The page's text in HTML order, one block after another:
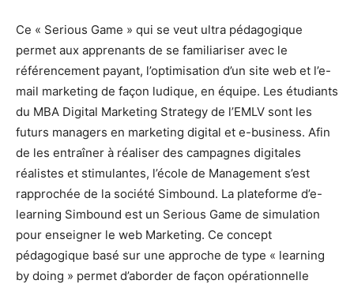
Ce « Serious Game » qui se veut ultra pédagogique
permet aux apprenants de se familiariser avec le
référencement payant, l’optimisation d’un site web et l’e-
mail marketing de façon ludique, en équipe. Les étudiants
du MBA Digital Marketing Strategy de l’EMLV sont les
futurs managers en marketing digital et e-business. Afin
de les entraîner à réaliser des campagnes digitales
réalistes et stimulantes, l’école de Management s’est
rapprochée de la société Simbound. La plateforme d’e-
learning Simbound est un Serious Game de simulation
pour enseigner le web Marketing. Ce concept
pédagogique basé sur une approche de type « learning
by doing » permet d’aborder de façon opérationnelle